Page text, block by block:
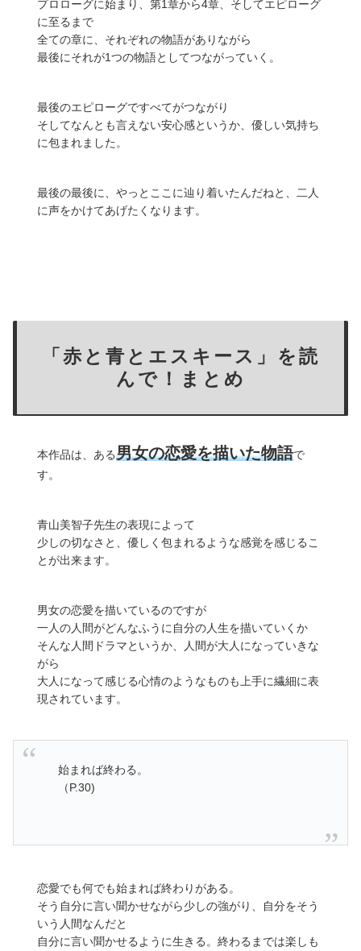
プロローグに始まり、第1章から4章、そしてエピローグ
に至るまで
全ての章に、それぞれの物語がありながら
最後にそれが1つの物語としてつながっていく。
最後のエピローグですべてがつながり
そしてなんとも言えない安心感というか、優しい気持ち
に包まれました。
最後の最後に、やっとここに辿り着いたんだねと、二人
に声をかけてあげたくなります。
「赤と青とエスキース」を読
んで！まとめ
本作品は、ある男女の恋愛を描いた物語で
す。
青山美智子先生の表現によって
少しの切なさと、優しく包まれるような感覚を感じるこ
とが出来ます。
男女の恋愛を描いているのですが
一人の人間がどんなふうに自分の人生を描いていくか
そんな人間ドラマというか、人間が大人になっていきな
がら
大人になって感じる心情のようなものも上手に繊細に表
現されています。
始まれば終わる。
（P.30)
恋愛でも何でも始まれば終わりがある。
そう自分に言い聞かせながら少しの強がり、自分をそう
いう人間なんだと
自分に言い聞かせるように生きる。終わるまでは楽しも